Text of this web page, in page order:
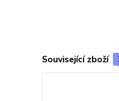
Související zboží